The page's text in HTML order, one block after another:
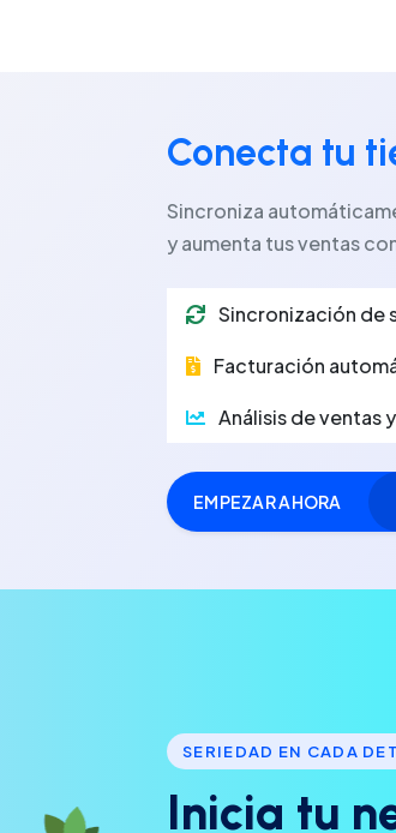
Conecta tu
Sincroniza
y aumenta tus ventas
Sincronización de
Facturación
Análisis de ventas
EMPEZAR AHORA
SERIEDAD EN CADA
Inicia tu n